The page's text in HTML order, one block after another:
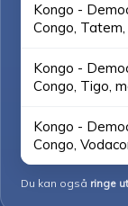
Kongo -
Congo,
Kongo -
Congo, Tigo,
Kongo -
Congo,
Du kan også ringe